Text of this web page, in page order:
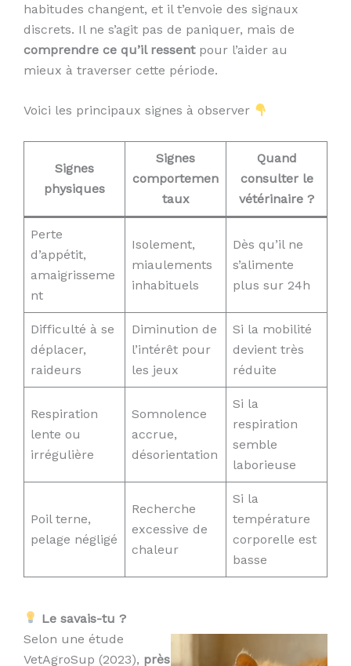
habitudes changent, et il t’envoie des signaux
discrets. Il ne s’agit pas de paniquer, mais de
comprendre ce qu’il ressentpour l’aider au
mieux à traverser cette période.
Voici les principaux signes à observer
Signes
physiques
Signes
comportemen
taux
Quand
consulter le
vétérinaire ?
Perte
d’appétit,
amaigrisseme
nt
Isolement,
miaulements
inhabituels
Dès qu’il ne
s’alimente
plus sur 24h
Difficulté à se
déplacer,
raideurs
Diminution de
l’intérêt pour
les jeux
Si la mobilité
devient très
réduite
Respiration
lente ou
irrégulière
Somnolence
accrue,
désorientation
Si la
respiration
semble
laborieuse
Poil terne,
pelage négligé
Recherche
excessive de
chaleur
Si la
température
corporelle est
basse
Le savais-tu ?
Selon une étude
VetAgroSup (2023), près